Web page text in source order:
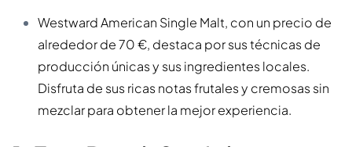
Westward American Single Malt, con un precio de
alrededor de 70 €, destaca por sus técnicas de
producción únicas y sus ingredientes locales.
Disfruta de sus ricas notas frutales y cremosas sin
mezclar para obtener la mejor experiencia.